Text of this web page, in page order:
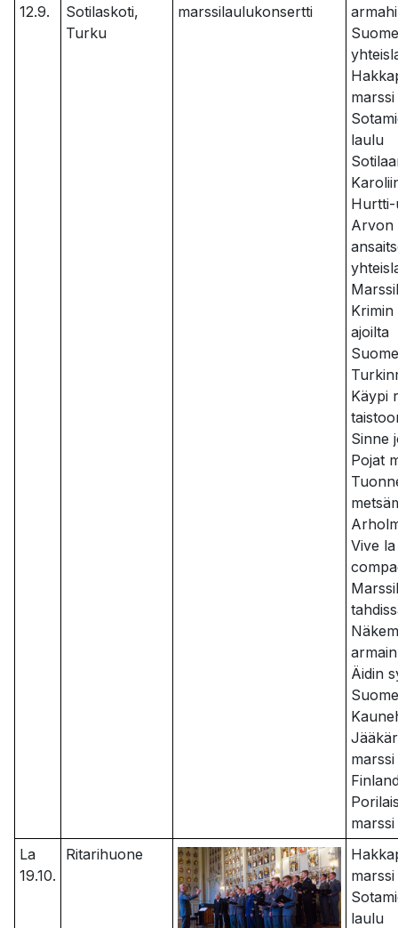
12.9.
Sotilaskoti,
Turku
marssilaulukonsertti
marssi
laulu
Arvon
Krimin
ajoilta
Käypi
Sinne
Pojat
Vive la
armain
Äidin
marssi
marssi
La
19.10.
Ritarihuone
marssi
laulu